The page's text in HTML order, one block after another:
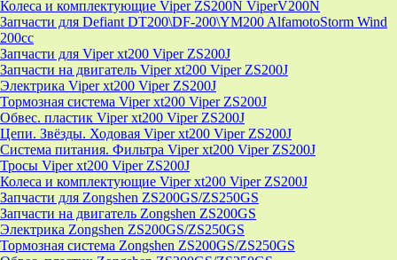
Колеса и комплектующие Viper ZS200N ViperV200N
Запчасти для Defiant DT200\DF-200\YM200 AlfamotoStorm Wind
200cc
Запчасти для Viper xt200 Viper ZS200J
Запчасти на двигатель Viper xt200 Viper ZS200J
Электрика Viper xt200 Viper ZS200J
Тормозная система Viper xt200 Viper ZS200J
Обвес. пластик Viper xt200 Viper ZS200J
Цепи. Звёзды. Ходовая Viper xt200 Viper ZS200J
Система питания. Фильтра Viper xt200 Viper ZS200J
Тросы Viper xt200 Viper ZS200J
Колеса и комплектующие Viper xt200 Viper ZS200J
Запчасти для Zongshen ZS200GS/ZS250GS
Запчасти на двигатель Zongshen ZS200GS
Электрика Zongshen ZS200GS/ZS250GS
Тормозная система Zongshen ZS200GS/ZS250GS